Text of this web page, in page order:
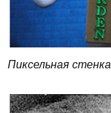
Пиксельная стенка